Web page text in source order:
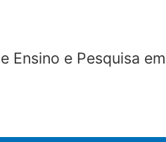
Ensino e Pesquisa